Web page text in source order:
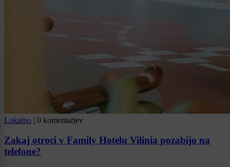
Lokalno | 0 komentarjev
Zakaj otroci v Family Hotelu Vilinia pozabijo na
telefone?